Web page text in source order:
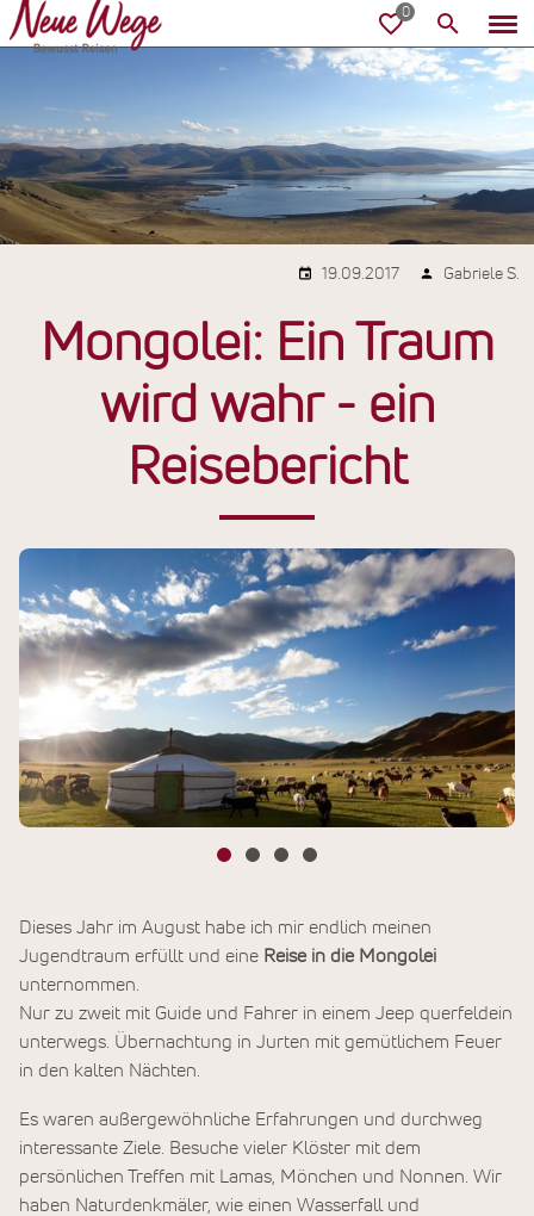
19.09.2017 Gabriele S.
Mongolei: Ein Traum
wird wahr - ein
Reisebericht
Dieses Jahr im August habe ich mir endlich meinen
Jugendtraum erfüllt und eine Reise in die Mongolei
unternommen.
Nur zu zweit mit Guide und Fahrer in einem Jeep querfeldein
unterwegs. Übernachtung in Jurten mit gemütlichem Feuer
in den kalten Nächten.
Es waren außergewöhnliche Erfahrungen und durchweg
interessante Ziele. Besuche vieler Klöster mit dem
persönlichen Treffen mit Lamas, Mönchen und Nonnen. Wir
haben Naturdenkmäler, wie einen Wasserfall und